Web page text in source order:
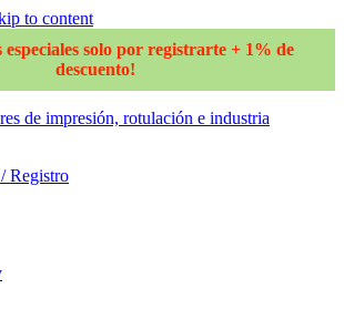
to content
especiales solo por registrarte + 1% de
descuento!
de impresión, rotulación e industria
Registro